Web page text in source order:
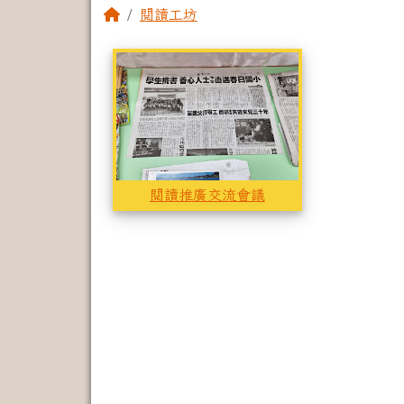
回首頁閱讀工坊
相簿列表
閱讀推廣交流會議